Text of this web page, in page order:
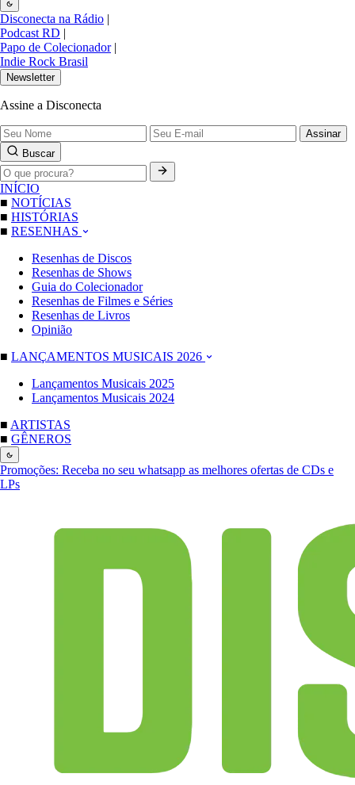
Disconecta na Rádio |
Podcast RD |
Papo de Colecionador |
Indie Rock Brasil
Newsletter
Assine a Disconecta
Assinar
Buscar
INÍCIO
■ NOTÍCIAS
■ HISTÓRIAS
■ RESENHAS
Resenhas de Discos
Resenhas de Shows
Guia do Colecionador
Resenhas de Filmes e Séries
Resenhas de Livros
Opinião
■ LANÇAMENTOS MUSICAIS 2026
Lançamentos Musicais 2025
Lançamentos Musicais 2024
■ ARTISTAS
■ GÊNEROS
Promoções: Receba no seu whatsapp as melhores ofertas de CDs e
LPs